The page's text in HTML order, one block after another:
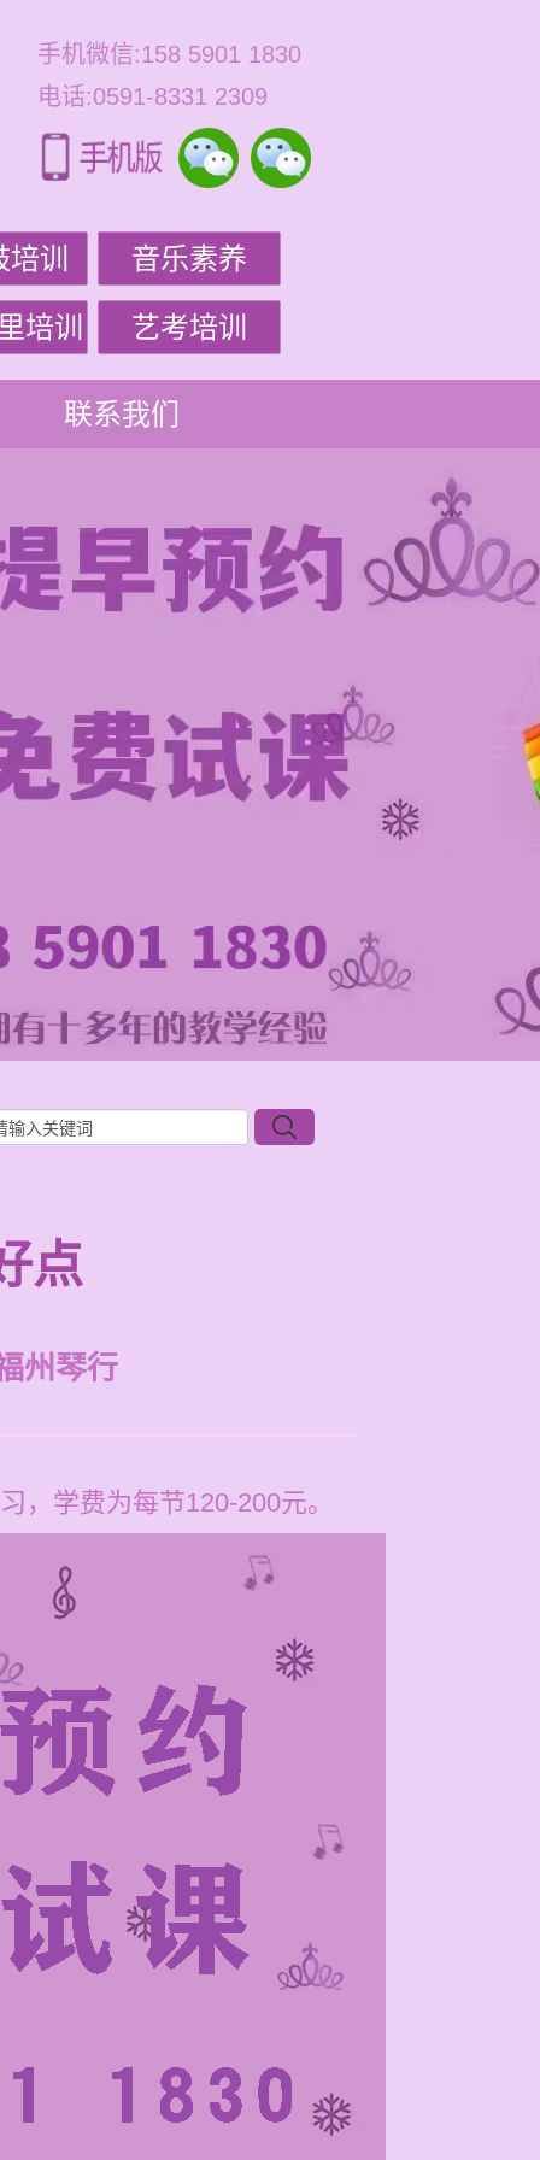
手机微信:158 5901 1830
电话:0591-8331 2309
训 音乐素养
培训 艺考培训
联系我们
点
州琴行
，学费为每节120-200元。